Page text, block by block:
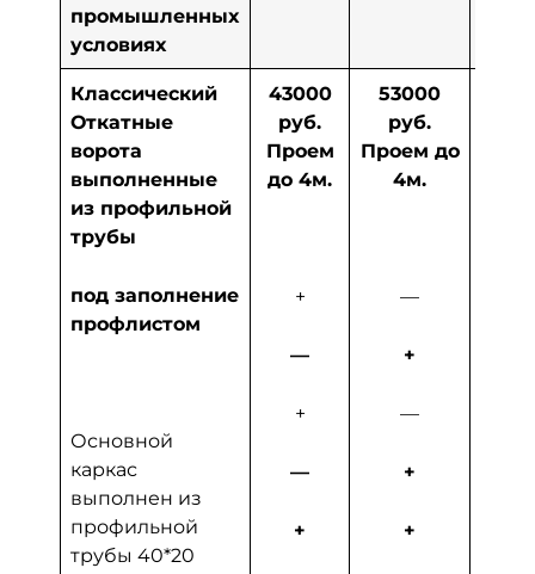
промышленных
условиях
Классический
Откатные
ворота
выполненные
из профильной
трубы
под заполнение
профлистом
Основной
каркас
выполнен из
профильной
трубы 40*20
43000
руб.
Проем
до 4м.
+
—
+
—
+
53000
руб.
Проем до
4м.
—
+
—
+
+